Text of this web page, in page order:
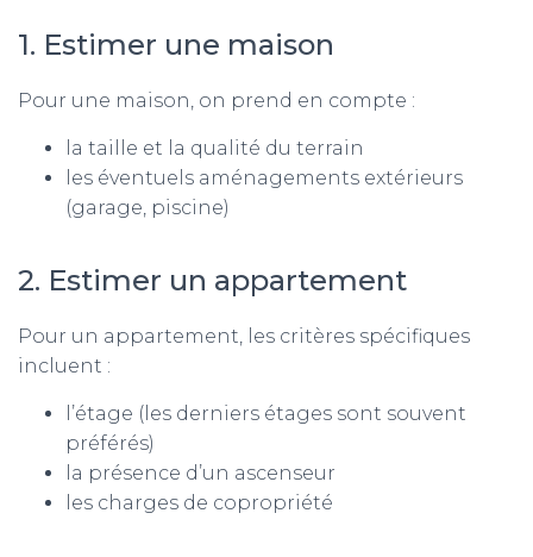
1. Estimer une maison
Pour une maison, on prend en compte :
la taille et la qualité du terrain
les éventuels aménagements extérieurs
(garage, piscine)
2. Estimer un appartement
Pour un appartement, les critères spécifiques
incluent :
l’étage (les derniers étages sont souvent
préférés)
la présence d’un ascenseur
les charges de copropriété